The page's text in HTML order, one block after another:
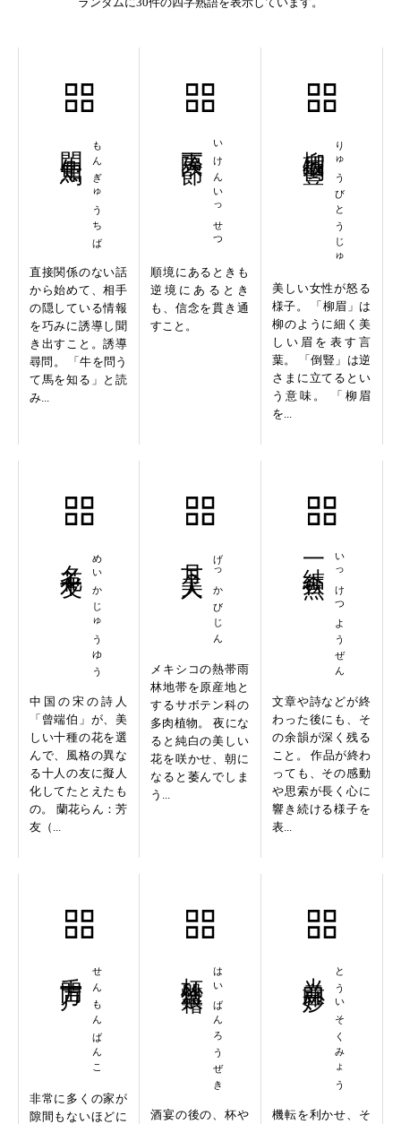
もんぎゅうちば
直接関係のない話
から始めて、相手
の隠している情報
を巧みに誘導し聞
き出すこと。誘導
尋問。 「牛を問う
て馬を知る」と読
み...
いけんいっせつ
順境にあるときも
逆境にあるとき
も、信念を貫き通
すこと。
りゅうびとうじゅ
美しい女性が怒る
様子。 「柳眉」は
柳のように細く美
しい眉を表す言
葉。 「倒豎」は逆
さまに立てるとい
う意味。 「柳眉
を...
めいかじゅうゆう
中国の宋の詩人
「曾端伯」が、美
しい十種の花を選
んで、風格の異な
る十人の友に擬人
化してたとえたも
の。 蘭花らん：芳
友（...
げっかびじん
メキシコの熱帯雨
林地帯を原産地と
するサボテン科の
多肉植物。 夜にな
ると純白の美しい
花を咲かせ、朝に
なると萎んでしま
う...
いっけつようぜん
一結杳然
文章や詩などが終
わった後にも、そ
の余韻が深く残る
こと。 作品が終わ
っても、その感動
や思索が長く心に
響き続ける様子を
表...
せんもんばんこ
非常に多くの家が
隙間もないほどに
はいばんろうぜき
酒宴の後の、杯や
とういそくみょう
機転を利かせ、そ